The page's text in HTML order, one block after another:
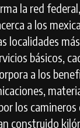
la red
a los
localidades
básicos,
a los
los camineros
construido